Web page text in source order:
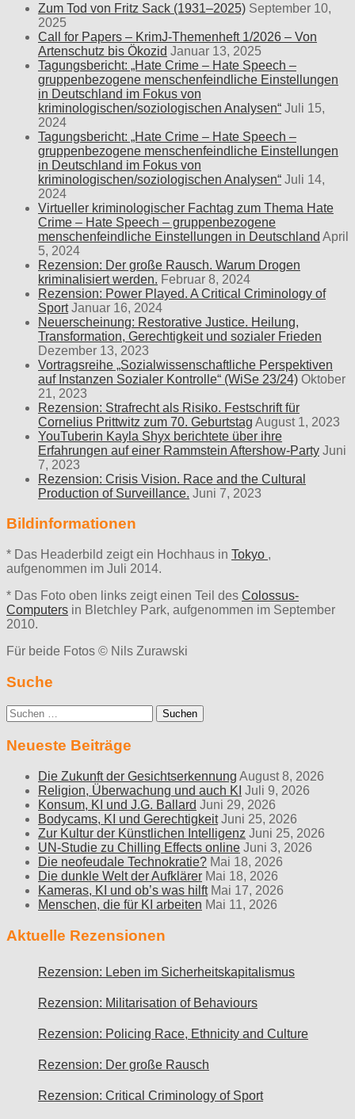
Zum Tod von Fritz Sack (1931–2025) September 10,
2025
Call for Papers – KrimJ-Themenheft 1/2026 – Von
Artenschutz bis Ökozid Januar 13, 2025
Tagungsbericht: „Hate Crime – Hate Speech –
gruppenbezogene menschenfeindliche Einstellungen
in Deutschland im Fokus von
kriminologischen/soziologischen Analysen“ Juli 15,
2024
Tagungsbericht: „Hate Crime – Hate Speech –
gruppenbezogene menschenfeindliche Einstellungen
in Deutschland im Fokus von
kriminologischen/soziologischen Analysen“ Juli 14,
2024
Virtueller kriminologischer Fachtag zum Thema Hate
Crime – Hate Speech – gruppenbezogene
menschenfeindliche Einstellungen in Deutschland April
5, 2024
Rezension: Der große Rausch. Warum Drogen
kriminalisiert werden. Februar 8, 2024
Rezension: Power Played. A Critical Criminology of
Sport Januar 16, 2024
Neuerscheinung: Restorative Justice. Heilung,
Transformation, Gerechtigkeit und sozialer Frieden
Dezember 13, 2023
Vortragsreihe „Sozialwissenschaftliche Perspektiven
auf Instanzen Sozialer Kontrolle“ (WiSe 23/24) Oktober
21, 2023
Rezension: Strafrecht als Risiko. Festschrift für
Cornelius Prittwitz zum 70. Geburtstag August 1, 2023
YouTuberin Kayla Shyx berichtete über ihre
Erfahrungen auf einer Rammstein Aftershow-Party Juni
7, 2023
Rezension: Crisis Vision. Race and the Cultural
Production of Surveillance. Juni 7, 2023
Bildinformationen
* Das Headerbild zeigt ein Hochhaus in Tokyo ,
aufgenommen im Juli 2014.
* Das Foto oben links zeigt einen Teil des Colossus-
Computers in Bletchley Park, aufgenommen im September
2010.
Für beide Fotos © Nils Zurawski
Suche
Suche
nach:
Neueste Beiträge
Die Zukunft der Gesichtserkennung August 8, 2026
Religion, Überwachung und auch KI Juli 9, 2026
Konsum, KI und J.G. Ballard Juni 29, 2026
Bodycams, KI und Gerechtigkeit Juni 25, 2026
Zur Kultur der Künstlichen Intelligenz Juni 25, 2026
UN-Studie zu Chilling Effects online Juni 3, 2026
Die neofeudale Technokratie? Mai 18, 2026
Die dunkle Welt der Aufklärer Mai 18, 2026
Kameras, KI und ob’s was hilft Mai 17, 2026
Menschen, die für KI arbeiten Mai 11, 2026
Aktuelle Rezensionen
Rezension: Leben im Sicherheitskapitalismus
Rezension: Militarisation of Behaviours
Rezension: Policing Race, Ethnicity and Culture
Rezension: Der große Rausch
Rezension: Critical Criminology of Sport